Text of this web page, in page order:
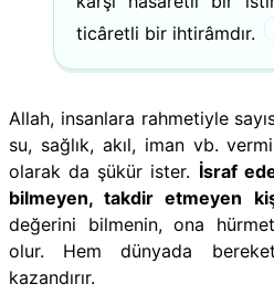
ticâretli bir ihtirâmdır.
Allah, insanlara rahmetiyle
su, sağlık, akıl, iman vb.
olarak da şükür ister. İsraf
bilmeyen, takdir etmeyen
değerini bilmenin, ona
olur. Hem dünyada
kazandırır.